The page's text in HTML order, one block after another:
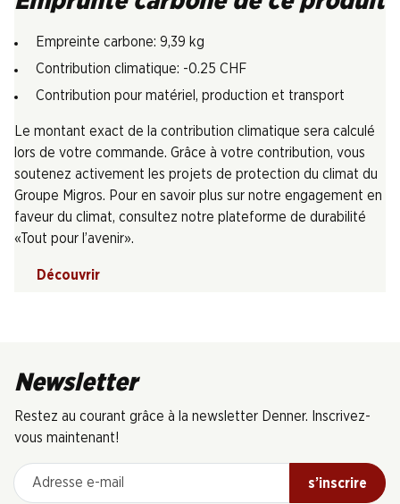
Empreinte carbone: 9,39 kg
Contribution climatique: -0.25 CHF
Contribution pour matériel, production et transport
Le montant exact de la contribution climatique sera calculé
lors de votre commande. Grâce à votre contribution, vous
soutenez activement les projets de protection du climat du
Groupe Migros. Pour en savoir plus sur notre engagement en
faveur du climat, consultez notre plateforme de durabilité
«Tout pour l’avenir».
Découvrir
Newsletter
Restez au courant grâce à la newsletter Denner. Inscrivez-
vous maintenant!
Adresse e-mail
s’inscrire